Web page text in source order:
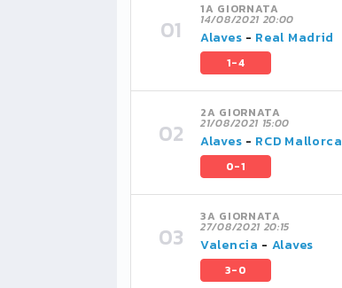
1A GIORNATA
14/08/2021 20:00
Alaves - Real Madrid
1-4
2A GIORNATA
21/08/2021 15:00
Alaves - RCD Mallorca
0-1
3A GIORNATA
27/08/2021 20:15
Valencia - Alaves
3-0